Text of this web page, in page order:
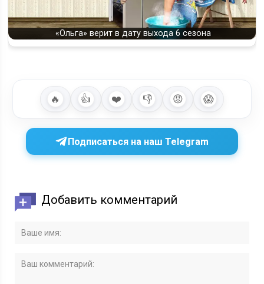
«Ольга» верит в дату выхода 6 сезона
🔥 👍 ❤️ 👎 😡 😱
Подписаться на наш Telegram
Добавить комментарий